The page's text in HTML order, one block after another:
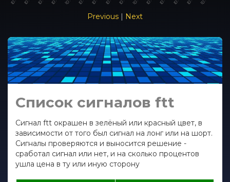
Previous | Next
Список сигналов ftt
Сигнал ftt окрашен в зелёный или красный цвет, в
зависимости от того был сигнал на лонг или на шорт.
Сигналы проверяются и выносится решение -
сработал сигнал или нет, и на сколько процентов
ушла цена в ту или иную сторону